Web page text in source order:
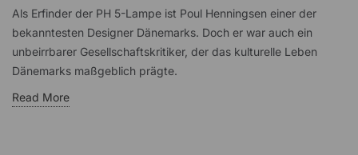
Als Erfinder der PH 5-Lampe ist Poul Henningsen einer der
bekanntesten Designer Dänemarks. Doch er war auch ein
unbeirrbarer Gesellschaftskritiker, der das kulturelle Leben
Dänemarks maßgeblich prägte.
Read More